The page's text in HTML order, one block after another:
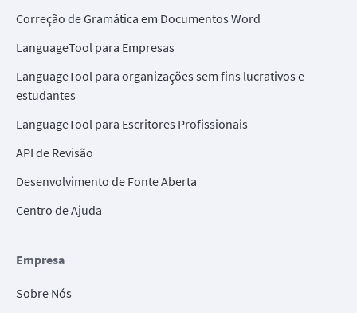
Correção de Gramática em Documentos Word
LanguageTool para Empresas
LanguageTool para organizações sem fins lucrativos e
estudantes
LanguageTool para Escritores Profissionais
API de Revisão
Desenvolvimento de Fonte Aberta
Centro de Ajuda
Empresa
Sobre Nós